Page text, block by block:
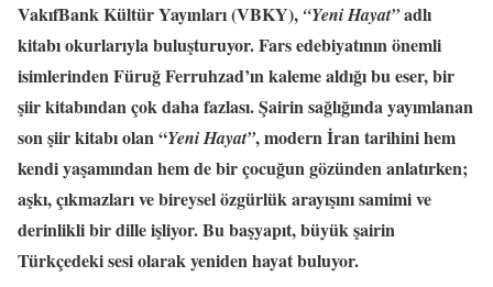
VakıfBank Kültür Yayınları (VBKY), “Yeni Hayat”adlı
kitabı okurlarıyla buluşturuyor. Fars edebiyatının önemli
isimlerinden Füruğ Ferruhzad’ın kaleme aldığı bu eser, bir
şiir kitabından çok daha fazlası. Şairin sağlığında yayımlanan
son şiir kitabı olan “Yeni Hayat”, modern İran tarihini hem
kendi yaşamından hem de bir çocuğun gözünden anlatırken;
aşkı, çıkmazları ve bireysel özgürlük arayışını samimi ve
derinlikli bir dille işliyor. Bu başyapıt, büyük şairin
Türkçedeki sesi olarak yeniden hayat buluyor.